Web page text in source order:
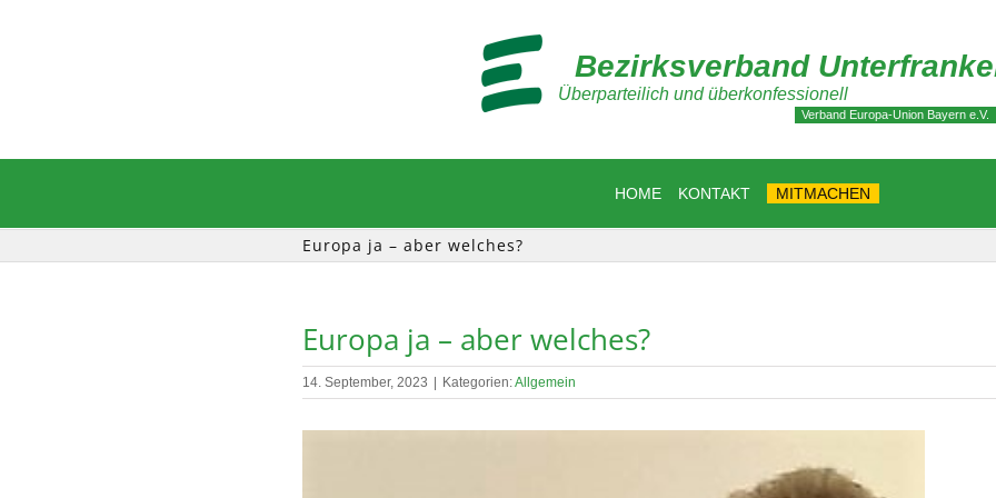
Bezirksverband
Überparteilich und überkonfessionell
Verband Europa-Union Bayern e.V.
HOME KONTAKT MITMACHEN
Europa ja – aber welches?
Europa ja – aber welches?
14. September, 2023 Kategorien:Allgemein